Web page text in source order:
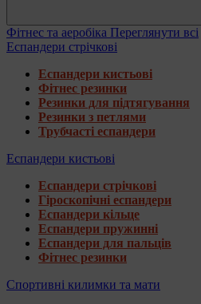
Фітнес та аеробіка Переглянути всі
Еспандери стрічкові
Еспандери кистьові
Фітнес резинки
Резинки для підтягування
Резинки з петлями
Трубчасті еспандери
Еспандери кистьові
Еспандери стрічкові
Гіроскопічні еспандери
Еспандери кільце
Еспандери пружинні
Еспандери для пальців
Фітнес резинки
Спортивні килимки та мати